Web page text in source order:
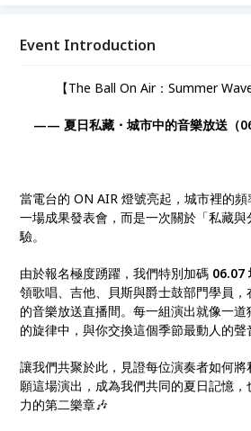
的律動，這場初夏電台都歡迎你的加
Event Introduction
【The Ball On Air：Summer
—— 夏日私藏・城市中的音樂放送（
當電台的 ON AIR 燈號亮起，城市裡的
一場成果發表會，而是一次關於「私藏
驗。
由於報名極度踴躍，我們特別加碼 06.07
領歌唱、吉他、貝斯與爵士鼓部門學員，
的音樂放送直播間。每一組演出就像一
的旋律中，與你交換這個季節最動人的聲
讓我們共聚於此，見證每位演奏者如何將
願這場演出，成為我們共同的夏日記憶
力的第二樂章🎶